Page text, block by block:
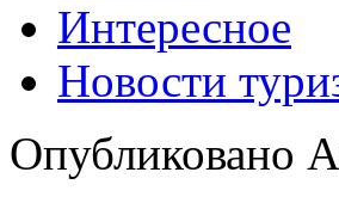
Интересное
Новости
Опубликовано